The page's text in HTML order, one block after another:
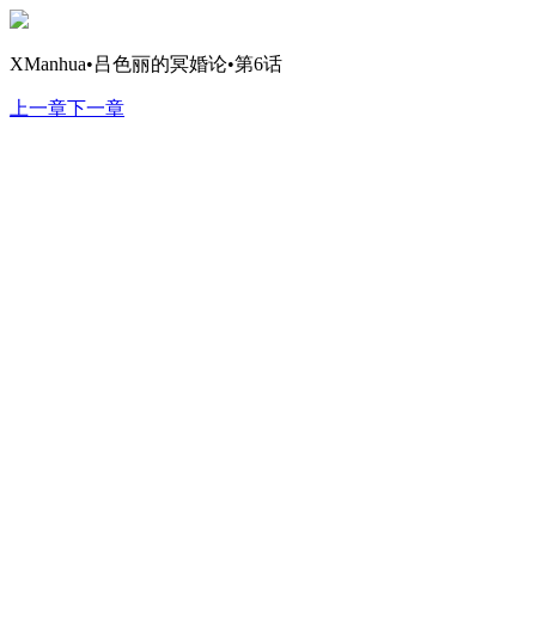
XManhua•吕色丽的冥婚论•第6话
上一章下一章